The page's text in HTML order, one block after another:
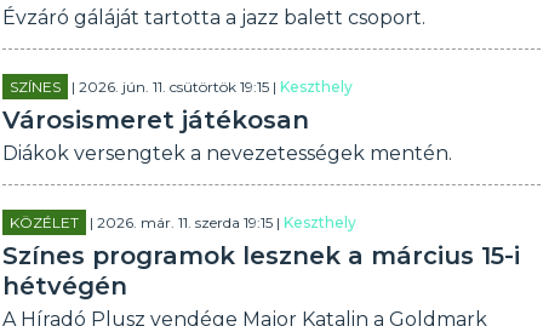
Évzáró gáláját tartotta a jazz balett csoport.
SZÍNES | 2026. jún. 11. csütörtök 19:15 |Keszthely
Városismeret játékosan
Diákok versengtek a nevezetességek mentén.
KÖZÉLET | 2026. már. 11. szerda 19:15 |Keszthely
Színes programok lesznek a március 15-i
hétvégén
A Híradó Plusz vendége Major Katalin a Goldmark